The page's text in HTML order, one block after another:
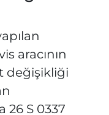
aracının
değişikliği
26 S 0337